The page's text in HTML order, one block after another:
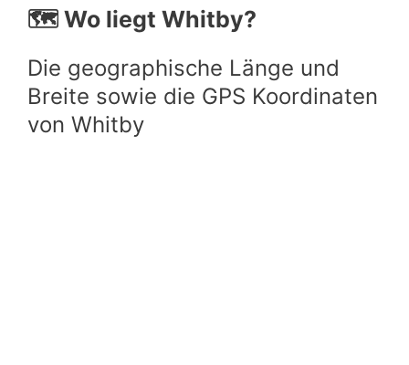
🗺️ Wo liegt Whitby?
Die geographische Länge und
Breite sowie die GPS Koordinaten
von Whitby